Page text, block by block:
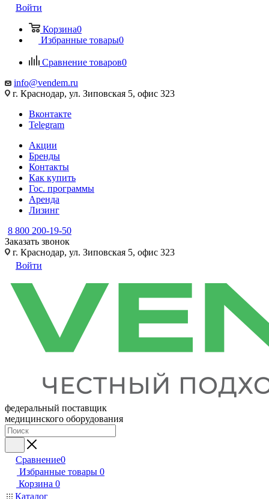
Войти
Корзина0
Избранные товары0
Сравнение товаров0
info@vendem.ru
г. Краснодар, ул. Зиповская 5, офис 323
Вконтакте
Telegram
Акции
Бренды
Контакты
Как купить
Гос. программы
Аренда
Лизинг
8 800 200-19-50
Заказать звонок
г. Краснодар, ул. Зиповская 5, офис 323
Войти
федеральный поставщик
медицинского оборудования
Сравнение0
Избранные товары 0
Корзина 0
Каталог